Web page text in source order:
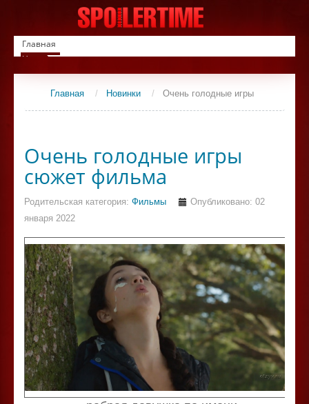
Главная
Новинки
Список фильмов
СериалыГлавная / Новинки / Очень голодные игры
Очень голодные игры
сюжет фильма
Родительская категория: Фильмы
Опубликовано: 02
января 2022